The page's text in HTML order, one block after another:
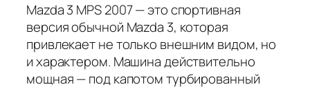
Mazda 3 MPS 2007 — это спортивная
версия обычной Mazda 3, которая
привлекает не только внешним видом, но
и характером. Машина действительно
мощная — под капотом турбированный